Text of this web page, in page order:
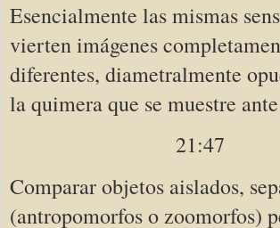
Esencialmente las mismas
vierten imágenes
diferentes, diametralmente
la quimera que se muestre
21:47
Comparar objetos aislados,
(antropomorfos o zoomorfos)